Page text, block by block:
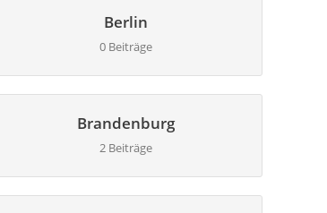
Berlin
0 Beiträge
Brandenburg
2 Beiträge